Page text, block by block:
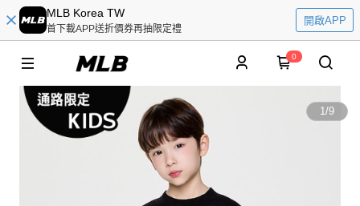
MLB Korea TW
首下載APP送折價券再抽限定禮
開啟APP
0
1/9